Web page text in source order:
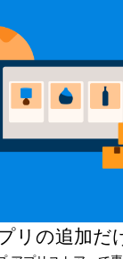
リの追加だ